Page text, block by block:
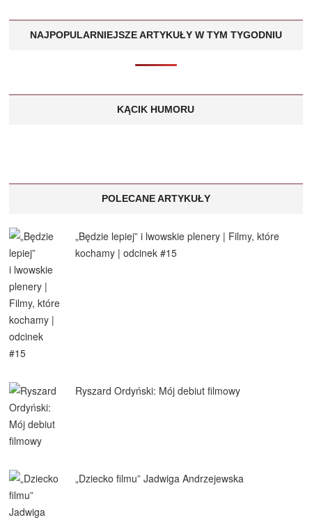
NAJPOPULARNIEJSZE ARTYKUŁY W TYM TYGODNIU
KĄCIK HUMORU
POLECANE ARTYKUŁY
„Będzie lepiej” i lwowskie plenery | Filmy, które
kochamy | odcinek #15
Ryszard Ordyński: Mój debiut filmowy
„Dziecko filmu” Jadwiga Andrzejewska